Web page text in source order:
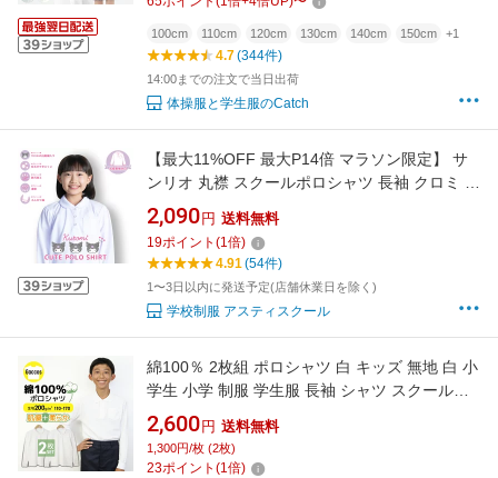
100cm 110cm 120cm 130cm 140cm 150cm +1
4.7(344件)
14:00までの注文で当日出荷
体操服と学生服のCatch
【最大11%OFF 最大P14倍 マラソン限定】 サ
ンリオ 丸襟 スクールポロシャツ 長袖 クロミ 刺
繍入り 制服 小学生 学生服 防汚 速乾 ふんわり
袖 毛玉 できにくい 抗ピル 120 130 140 150
160 中学
2,090 円 送料無料
19ポイント (1倍)
4.91(54件)
1〜3日以内に発送予定(店舗休業日を除く)
学校制服 アスティスクール
綿100％ 2枚組 ポロシャツ 白 キッズ 無地 白 小
学生 小学 制服 学生服 長袖 シャツ スクールポ
ロシャツ 通学用 小学生 学校用 小学生用 学校用
入学 セーター ベスト 肌優 通販 買い替え スク
ール
2,600 円 送料無料
1,300円/枚 (2枚)
23ポイント (1倍)